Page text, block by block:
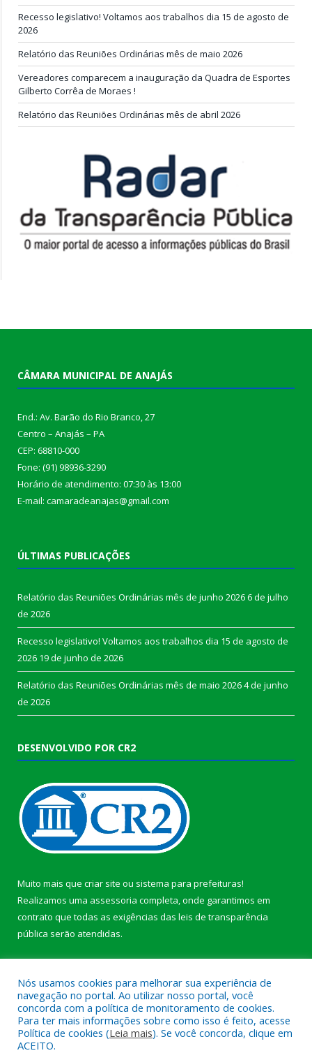
Recesso legislativo! Voltamos aos trabalhos dia 15 de agosto de
2026
Relatório das Reuniões Ordinárias mês de maio 2026
Vereadores comparecem a inauguração da Quadra de Esportes
Gilberto Corrêa de Moraes !
Relatório das Reuniões Ordinárias mês de abril 2026
CÂMARA MUNICIPAL DE ANAJÁS
End.: Av. Barão do Rio Branco, 27
Centro – Anajás – PA
CEP: 68810-000
Fone: (91) 98936-3290
Horário de atendimento: 07:30 às 13:00
E-mail: camaradeanajas@gmail.com
ÚLTIMAS PUBLICAÇÕES
Relatório das Reuniões Ordinárias mês de junho 20266 de julho
de 2026
Recesso legislativo! Voltamos aos trabalhos dia 15 de agosto de
2026 19 de junho de 2026
Relatório das Reuniões Ordinárias mês de maio 20264 de junho
de 2026
DESENVOLVIDO POR CR2
Muito mais que criar site ou sistema para prefeituras!
Realizamos uma assessoria completa, onde garantimos em
contrato que todas as exigências das leis de transparência
pública serão atendidas.
Todos os direitos reservados a Câmara Municipal de Anajás.
Nós usamos cookies para melhorar sua experiência de
navegação no portal. Ao utilizar nosso portal, você
concorda com a política de monitoramento de cookies.
Para ter mais informações sobre como isso é feito, acesse
Política de cookies (Leia mais). Se você concorda, clique em
ACEITO.